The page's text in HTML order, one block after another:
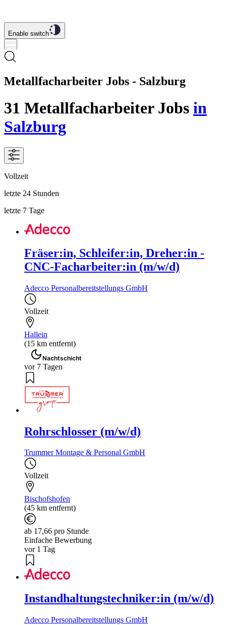
Enable switch
Metallfacharbeiter Jobs - Salzburg
31 MetallfacharbeiterJobs in
Salzburg
Vollzeit
letzte 24 Stunden
letzte 7 Tage
Fräser:in, Schleifer:in, Dreher:in -
CNC-Facharbeiter:in (m/w/d)
Adecco Personalbereitstellungs GmbH
Vollzeit
Hallein
(15 km entfernt)
Nachtschicht
vor 7 Tagen
Rohrschlosser (m/w/d)
Trummer Montage & Personal GmbH
Vollzeit
Bischofshofen
(45 km entfernt)
ab 17,66 pro Stunde
Einfache Bewerbung
vor 1 Tag
Instandhaltungstechniker:in (m/w/d)
Adecco Personalbereitstellungs GmbH